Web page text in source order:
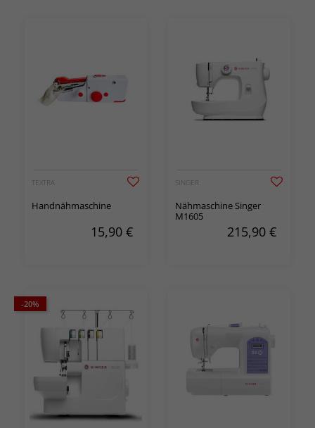
TEXTRA
Handnähmaschine
15,90 €
SINGER
Nähmaschine Singer
M1605
215,90 €
-20%